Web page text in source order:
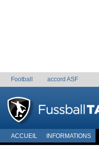
Football accord ASF
ACCUEIL INFORMATIONS